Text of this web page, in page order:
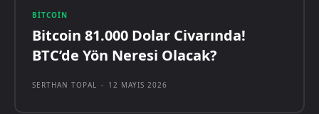
BITCOIN
Bitcoin 81.000 Dolar Civarında!
BTC’de Yön Neresi Olacak?
SERTHAN TOPAL - 12 MAYIS 2026